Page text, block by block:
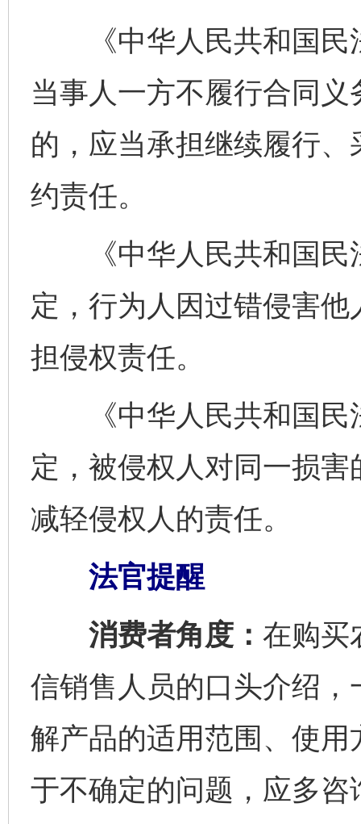
《中华人民共和国民
当事人一方不履行合同
的，应当承担继续履行
约责任。
《中华人民共和国民
定，行为人因过错侵害
担侵权责任。
《中华人民共和国民
定，被侵权人对同一损
减轻侵权人的责任。
法官提醒
消费者角度： 在购买
信销售人员的口头介绍
解产品的适用范围、使
于不确定的问题，应多